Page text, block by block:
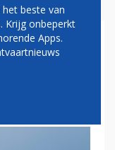
DE
OOIT
beste van
Krijg onbeperkt
Apps.